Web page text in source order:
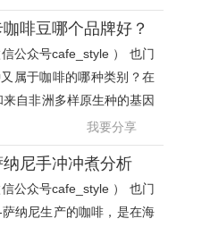
啡豆哪个品牌好？
公众号cafe_style ） 也门
属于咖啡的哪种类别？在
自非洲多样原生种的基因
到了
我要分享
尼手冲冲煮分析
公众号cafe_style ） 也门
纳尼生产的咖啡，是在海